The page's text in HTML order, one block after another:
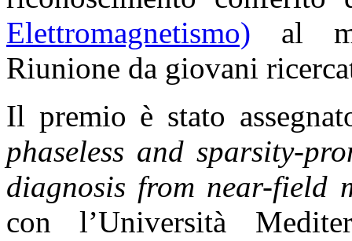
Elettromagnetismo) al
Riunione da giovani
Il premio è stato
phaseless and sparsity-
diagnosis from near-field
con l’Università